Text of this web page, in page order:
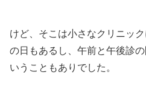
けど、そこは小さなクリニッ
の日もあるし、午前と午後診
いうこともありでした。